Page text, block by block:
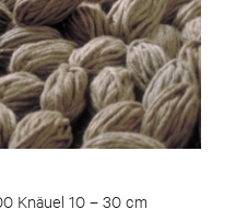
Knäuel 10 – 30 cm